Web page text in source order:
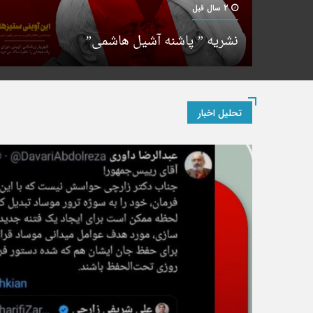
2 سال قبل
نشریه ” پاشنه آشیل هاشمی”
تحلیل اخبار